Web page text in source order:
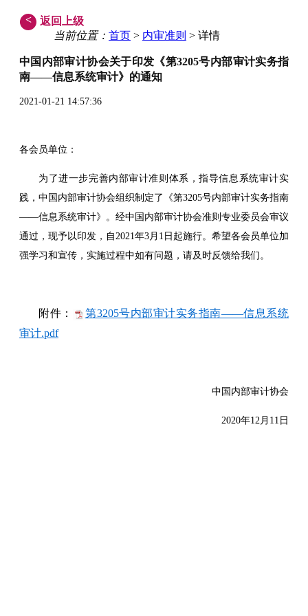
<
返回上级
当前位置： 首页 > 内审准则 > 详情
中国内部审计协会关于印发《第3205号内部审计实务指
南——信息系统审计》的通知
2021-01-21 14:57:36
各会员单位：
为了进一步完善内部审计准则体系，指导信息系统审计实
践，中国内部审计协会组织制定了《第3205号内部审计实务指南
——信息系统审计》。经中国内部审计协会准则专业委员会审议
通过，现予以印发，自2021年3月1日起施行。希望各会员单位加
强学习和宣传，实施过程中如有问题，请及时反馈给我们。
附件：
第3205号内部审计实务指南——信息系统
审计.pdf
中国内部审计协会
2020年12月11日